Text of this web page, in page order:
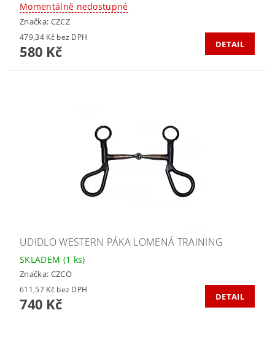
Momentálně nedostupné
Značka: CZCZ
479,34 Kč bez DPH
580 Kč DETAIL
UDIDLO WESTERN PÁKA LOMENÁ TRAINING
SKLADEM (1 ks)
Značka: CZCO
611,57 Kč bez DPH
740 Kč DETAIL